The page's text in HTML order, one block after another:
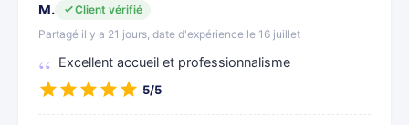
M.
Client vérifié
Partagé il y a 21 jours, date d'expérience le 16 juillet
Excellent accueil et professionnalisme
5/5